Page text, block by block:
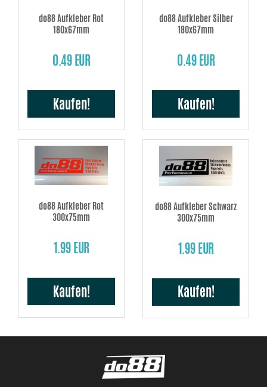
do88 Aufkleber Rot
180x67mm
0.49 EUR
Kaufen!
do88 Aufkleber Silber
180x67mm
0.49 EUR
Kaufen!
do88 Aufkleber Rot
300x75mm
1.99 EUR
Kaufen!
do88 Aufkleber Schwarz
300x75mm
1.99 EUR
Kaufen!